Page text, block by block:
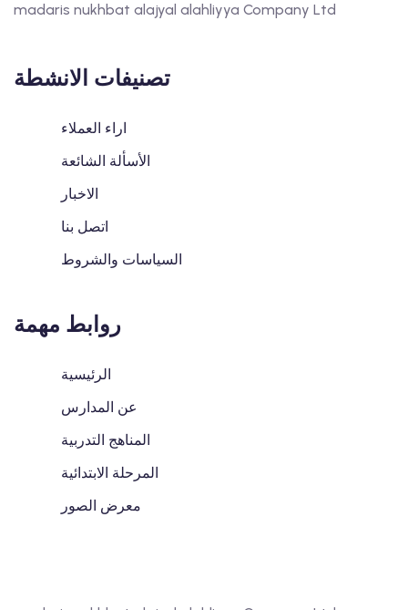
madaris nukhbat alajyal alahliyya Company Ltd
تصنيفات الانشطة
اراء العملاء
الأسألة الشائعة
الاخبار
اتصل بنا
السياسات والشروط
روابط مهمة
الرئيسية
عن المدارس
المناهج التدربية
المرحلة الابتدائية
معرض الصور